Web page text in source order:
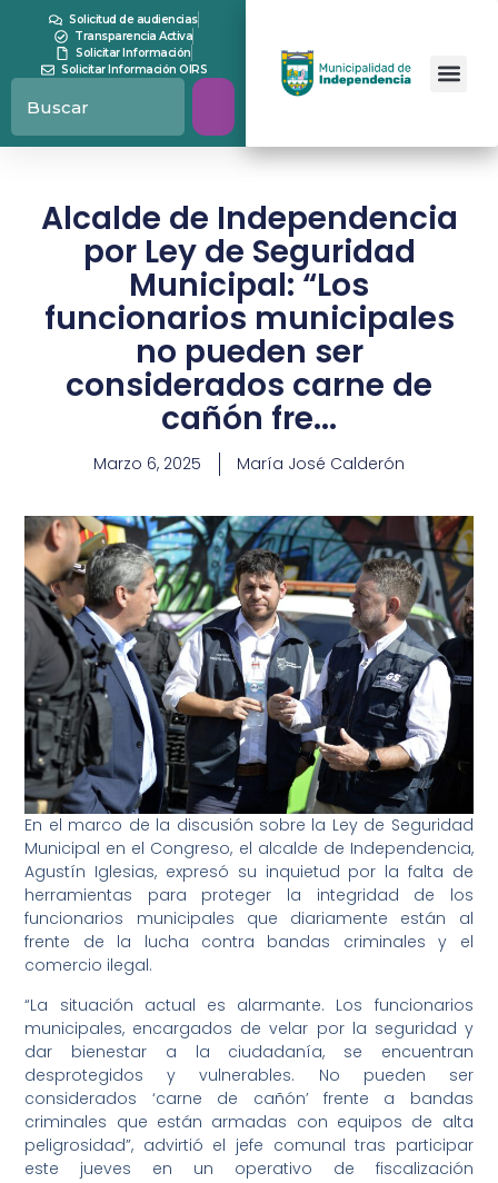
Solicitud de audiencias
Transparencia Activa
Solicitar Información
Solicitar Información OIRS
Alcalde de Independencia
por Ley de Seguridad
Municipal: “Los
funcionarios municipales
no pueden ser
considerados carne de
cañón fre...
Marzo 6, 2025 María José Calderón
En el marco de la discusión sobre la Ley de Seguridad
Municipal en el Congreso, el alcalde de Independencia,
Agustín Iglesias, expresó su inquietud por la falta de
herramientas para proteger la integridad de los
funcionarios municipales que diariamente están al
frente de la lucha contra bandas criminales y el
comercio ilegal.
“La situación actual es alarmante. Los funcionarios
municipales, encargados de velar por la seguridad y
dar bienestar a la ciudadanía, se encuentran
desprotegidos y vulnerables. No pueden ser
considerados ‘carne de cañón’ frente a bandas
criminales que están armadas con equipos de alta
peligrosidad”, advirtió el jefe comunal tras participar
este jueves en un operativo de fiscalización